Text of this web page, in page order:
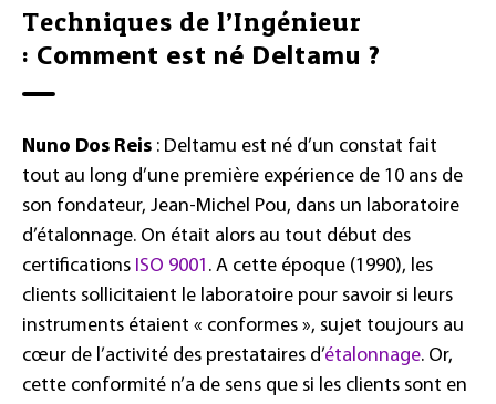
Techniques de l’Ingénieur
: Comment est né Deltamu ?
Nuno Dos Reis : Deltamu est né d’un constat fait
tout au long d’une première expérience de 10 ans de
son fondateur, Jean-Michel Pou, dans un laboratoire
d’étalonnage. On était alors au tout début des
certifications ISO 9001 . A cette époque (1990), les
clients sollicitaient le laboratoire pour savoir si leurs
instruments étaient « conformes », sujet toujours au
cœur de l’activité des prestataires d’étalonnage. Or,
cette conformité n’a de sens que si les clients sont en